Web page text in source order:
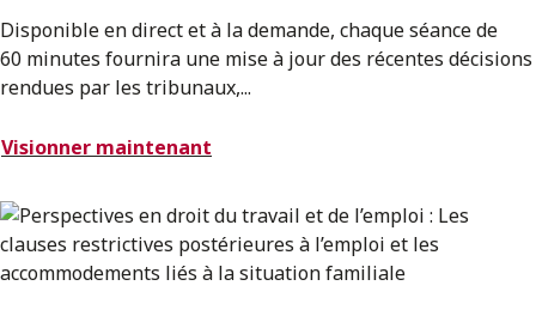
Disponible en direct et à la demande, chaque séance de
60 minutes fournira une mise à jour des récentes décisions
rendues par les tribunaux,...
Visionner maintenant